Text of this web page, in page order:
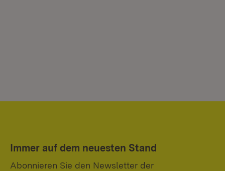
Immer auf dem neuesten Stand
Abonnieren Sie den Newsletter der